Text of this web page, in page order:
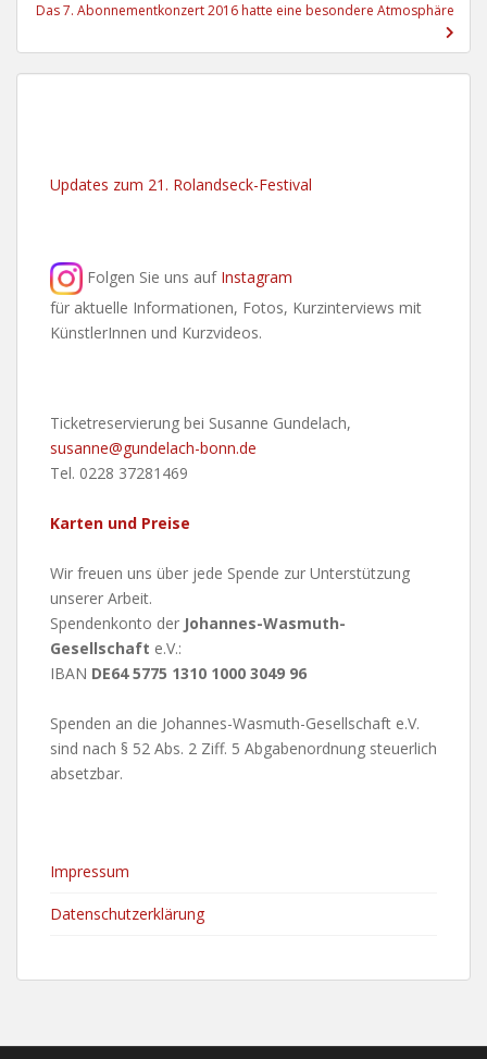
Das 7. Abonnementkonzert 2016 hatte eine besondere Atmosphäre
Updates zum 21. Rolandseck-Festival
Folgen Sie uns auf Instagram
für aktuelle Informationen, Fotos, Kurzinterviews mit
KünstlerInnen und Kurzvideos.
Ticketreservierung bei Susanne Gundelach,
susanne@gundelach-bonn.de
Tel. 0228 37281469
Karten und Preise
Wir freuen uns über jede Spende zur Unterstützung
unserer Arbeit.
Spendenkonto der Johannes-Wasmuth-
Gesellschaft e.V.:
IBAN DE64 5775 1310 1000 3049 96
Spenden an die Johannes-Wasmuth-Gesellschaft e.V.
sind nach § 52 Abs. 2 Ziff. 5 Abgabenordnung steuerlich
absetzbar.
Impressum
Datenschutzerklärung